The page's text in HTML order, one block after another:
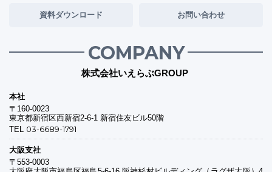
資料ダウンロード お問い合わせ
COMPANY
株式会社いえらぶGROUP
本社
〒160-0023
東京都新宿区西新宿2-6-1 新宿住友ビル50階
TEL 03-6689-1791
大阪支社
〒553-0003